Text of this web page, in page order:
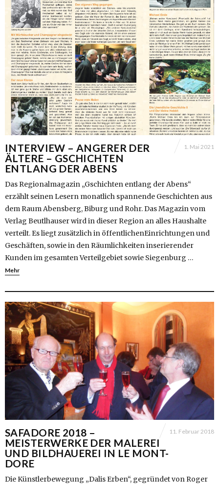
INTERVIEW – ANGERER DER
ÄLTERE – GSCHICHTEN
ENTLANG DER ABENS
1. Mai 2021
Das Regionalmagazin „Gschichten entlang der Abens“
erzählt seinen Lesern monatlich spannende Geschichten aus
dem Raum Abensberg, Biburg und Rohr. Das Magazin vom
Verlag Beutlhauser wird in dieser Region an alles Haushalte
verteilt. Es liegt zusätzlich in öffentlichenEinrichtungen und
Geschäften, sowie in den Räumlichkeiten inserierender
Kunden im gesamten Verteilgebiet sowie Siegenburg …
Mehr
SAFADORE 2018 –
MEISTERWERKE DER MALEREI
UND BILDHAUEREI IN LE MONT-
DORE
11. Februar 2018
Die Künstlerbewegung „Dalis Erben“, gegründet von Roger